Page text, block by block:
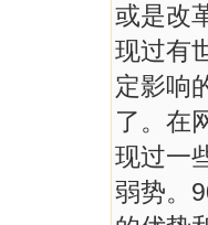
或是改
现过有
定影响
了。在
现过一
弱势。